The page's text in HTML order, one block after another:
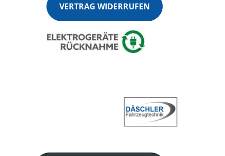
VERTRAG WIDERRUFEN